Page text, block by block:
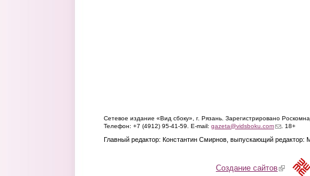
Сетевое издание «Вид сбоку», г. Рязань. Зарегистрировано
Телефон: +7 (4912) 95-41-59. E-mail: gazeta@vidsboku.com(link sends e-
. 18+
Главный редактор: Константин Смирнов, выпускающий редактор:
Создание сайтов(link is